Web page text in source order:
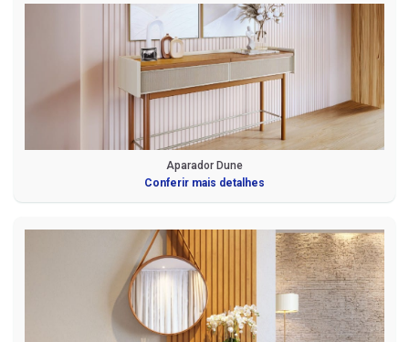
Aparador Dune
Conferir mais detalhes